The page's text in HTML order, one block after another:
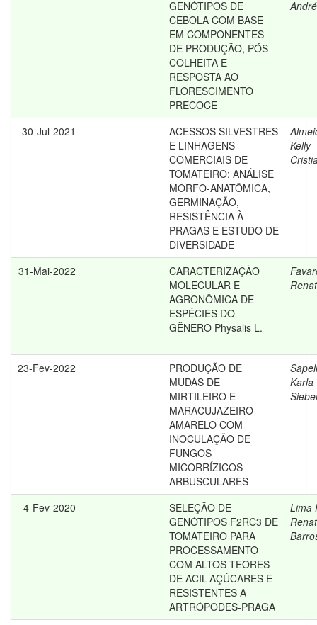
GENÓTIPOS DE
CEBOLA COM BASE
EM COMPONENTES
DE PRODUÇÃO, PÓS-
COLHEITA E
RESPOSTA AO
FLORESCIMENTO
PRECOCE
André
30-Jul-2021
ACESSOS SILVESTRES
E LINHAGENS
COMERCIAIS DE
TOMATEIRO: ANÁLISE
MORFO-ANATÔMICA,
GERMINAÇÃO,
RESISTÊNCIA À
PRAGAS E ESTUDO DE
DIVERSIDADE
Kelly
31-Mai-2022
CARACTERIZAÇÃO
MOLECULAR E
AGRONÔMICA DE
ESPÉCIES DO
GÊNERO Physalis L.
23-Fev-2022
PRODUÇÃO DE
MUDAS DE
MIRTILEIRO E
MARACUJAZEIRO-
AMARELO COM
INOCULAÇÃO DE
FUNGOS
MICORRÍZICOS
ARBUSCULARES
Karla
4-Fev-2020
SELEÇÃO DE
GENÓTIPOS F2RC3 DE
TOMATEIRO PARA
PROCESSAMENTO
COM ALTOS TEORES
DE ACIL-AÇÚCARES E
RESISTENTES A
ARTRÓPODES-PRAGA
Lima